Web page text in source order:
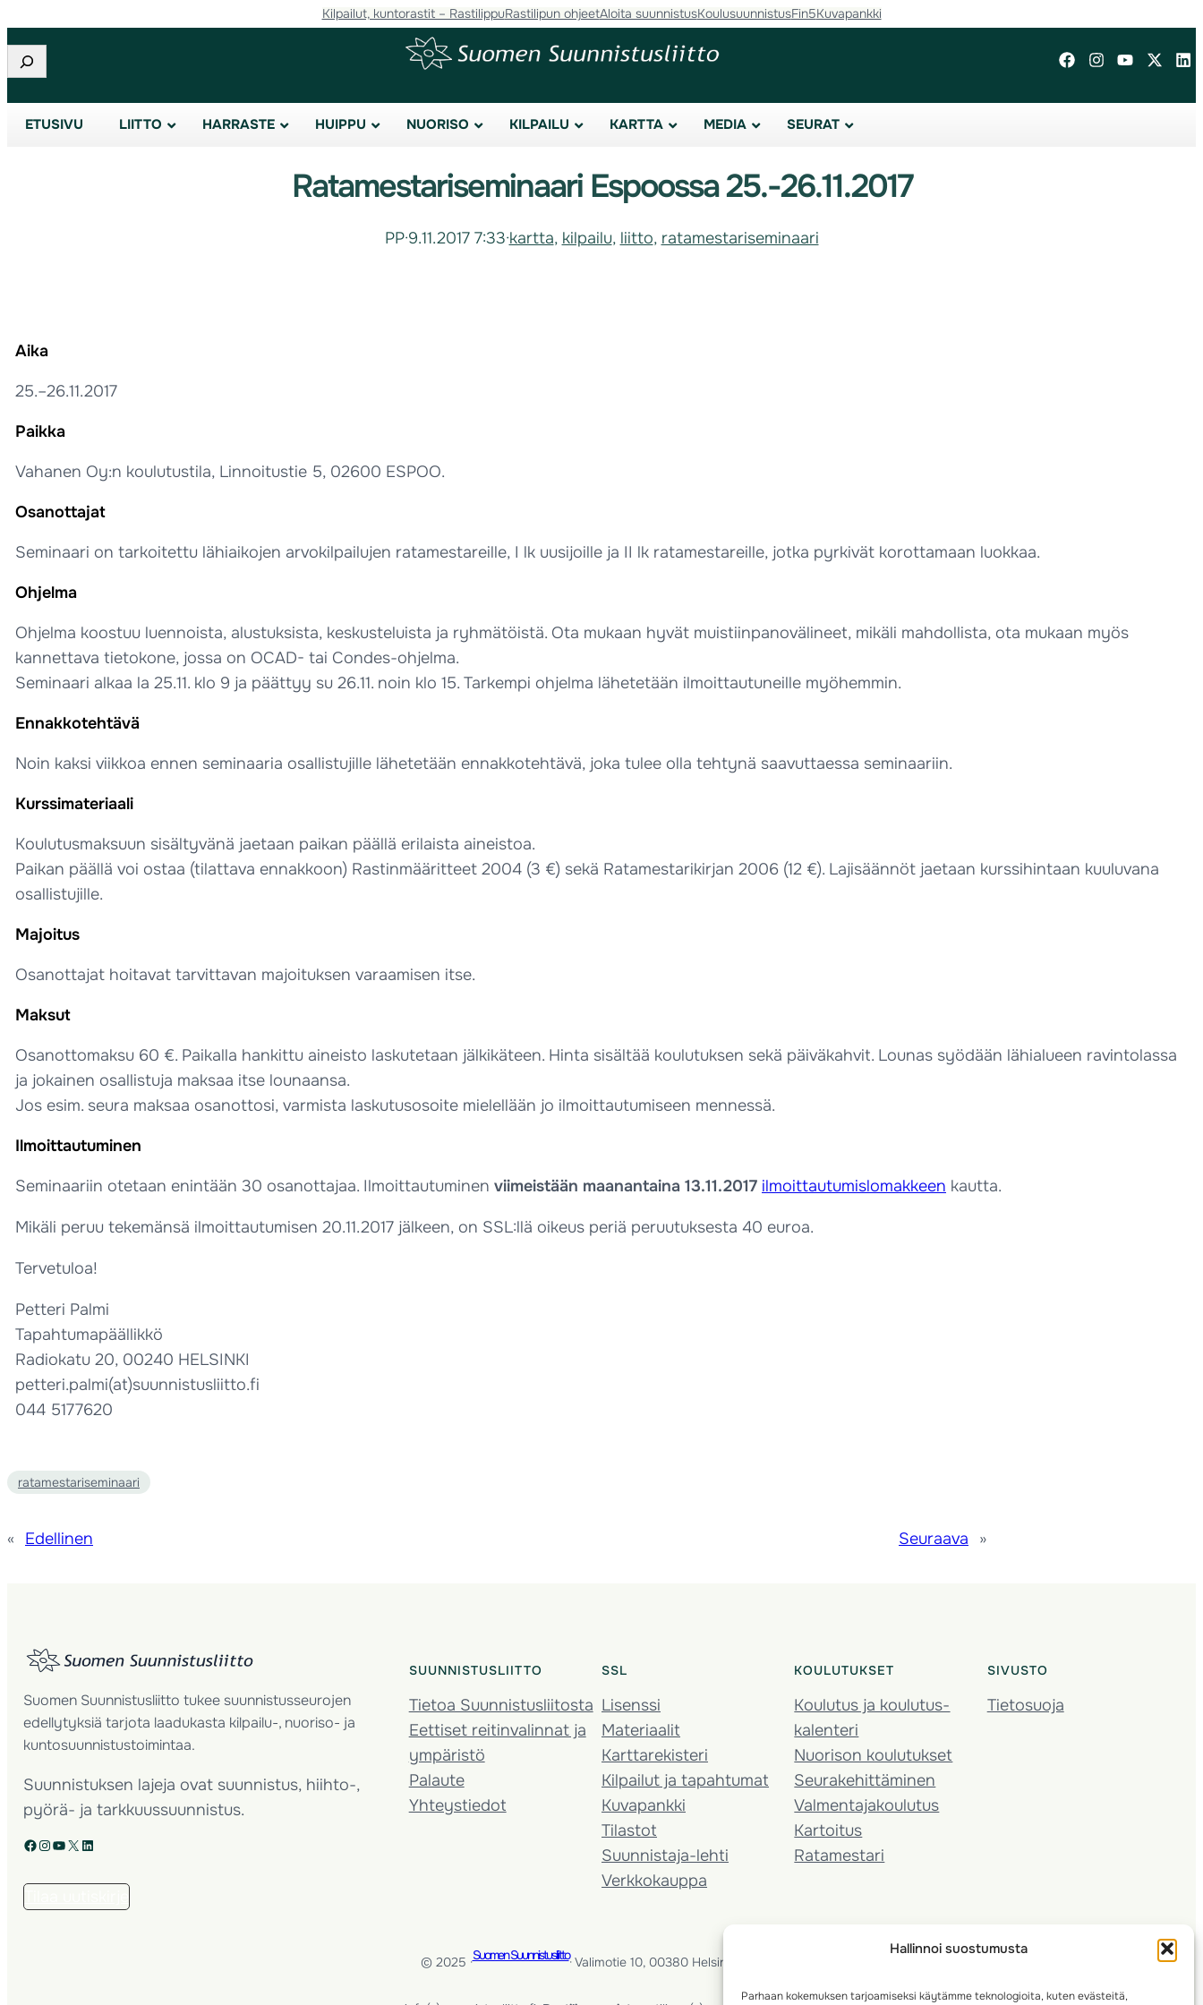
Hallinnoi suostumusta
Parhaan kokemuksen tarjoamiseksi käytämme teknologioita, kuten evästeitä,
Kilpailut, kuntorastit – RastilippuRastilipun ohjeetAloita suunnistusKoulusuunnistusFin5Kuvapankki
Etsi
ETUSIVU LIITTO HARRASTE HUIPPU NUORISO KILPAILU KARTTA MEDIA SEURAT
Ratamestariseminaari Espoossa 25.-26.11.2017
PP·9.11.2017 7:33·kartta, kilpailu, liitto, ratamestariseminaari
Aika
25.–26.11.2017
Paikka
Vahanen Oy:n koulutustila, Linnoitustie 5, 02600 ESPOO.
Osanottajat
Seminaari on tarkoitettu lähiaikojen arvokilpailujen ratamestareille, I lk uusijoille ja II lk ratamestareille, jotka pyrkivät korottamaan luokkaa.
Ohjelma
Ohjelma koostuu luennoista, alustuksista, keskusteluista ja ryhmätöistä. Ota mukaan hyvät muistiinpanovälineet, mikäli mahdollista, ota mukaan myös
kannettava tietokone, jossa on OCAD- tai Condes-ohjelma.
Seminaari alkaa la 25.11. klo 9 ja päättyy su 26.11. noin klo 15. Tarkempi ohjelma lähetetään ilmoittautuneille myöhemmin.
Ennakkotehtävä
Noin kaksi viikkoa ennen seminaaria osallistujille lähetetään ennakkotehtävä, joka tulee olla tehtynä saavuttaessa seminaariin.
Kurssimateriaali
Koulutusmaksuun sisältyvänä jaetaan paikan päällä erilaista aineistoa.
Paikan päällä voi ostaa (tilattava ennakkoon) Rastinmääritteet 2004 (3 €) sekä Ratamestarikirjan 2006 (12 €). Lajisäännöt jaetaan kurssihintaan kuuluvana
osallistujille.
Majoitus
Osanottajat hoitavat tarvittavan majoituksen varaamisen itse.
Maksut
Osanottomaksu 60 €. Paikalla hankittu aineisto laskutetaan jälkikäteen. Hinta sisältää koulutuksen sekä päiväkahvit. Lounas syödään lähialueen ravintolassa
ja jokainen osallistuja maksaa itse lounaansa.
Jos esim. seura maksaa osanottosi, varmista laskutusosoite mielellään jo ilmoittautumiseen mennessä.
Ilmoittautuminen
Seminaariin otetaan enintään 30 osanottajaa. Ilmoittautuminen viimeistään maanantaina 13.11.2017 ilmoittautumislomakkeen kautta.
Mikäli peruu tekemänsä ilmoittautumisen 20.11.2017 jälkeen, on SSL:llä oikeus periä peruutuksesta 40 euroa.
Tervetuloa!
Petteri Palmi
Tapahtumapäällikkö
Radiokatu 20, 00240 HELSINKI
petteri.palmi(at)suunnistusliitto.fi
044 5177620
ratamestariseminaari
« Edellinen Seuraava »
Suomen Suunnistusliitto tukee suunnistusseurojen
edellytyksiä tarjota laadukasta kilpailu-, nuoriso- ja
kuntosuunnistustoimintaa.
Suunnistuksen lajeja ovat suunnistus, hiihto-,
pyörä- ja tarkkuussuunnistus.
Facebook Instagram YouTube X LinkedIn
SUUNNISTUSLIITTO
Tietoa Suunnistusliitosta
Eettiset reitinvalinnat ja
ympäristö
Palaute
Yhteystiedot
SSL
Lisenssi
Materiaalit
Karttarekisteri
Kilpailut ja tapahtumat
Kuvapankki
Tilastot
Suunnistaja-lehti
Verkkokauppa
KOULUTUKSET
Koulutus ja koulutus­
kalenteri
Nuorison koulutukset
Seura­kehittäminen
Valmentaja­koulutus
Kartoitus
Ratamestari
SIVUSTO
Tietosuoja
© 2025 ·Suomen Suunnistusliitto· Valimotie 10, 00380 Helsinki, Finland